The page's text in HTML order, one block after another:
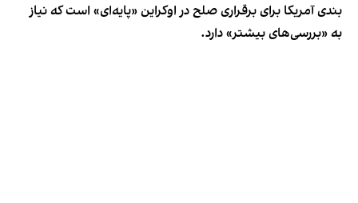
بندی آمریکا برای برقراری صلح در اوکراین «پایه‌ای» است که نیاز
به «بررسی‌های بیشتر» دارد.